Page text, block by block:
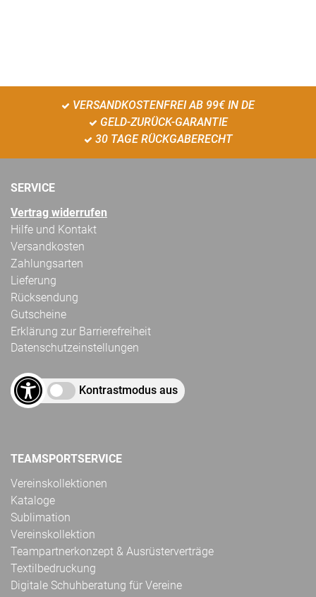
VERSANDKOSTENFREI AB 99€ IN DE
GELD-ZURÜCK-GARANTIE
30 TAGE RÜCKGABERECHT
SERVICE
Vertrag widerrufen
Hilfe und Kontakt
Versandkosten
Zahlungsarten
Lieferung
Rücksendung
Gutscheine
Erklärung zur Barrierefreiheit
Datenschutzeinstellungen
Kontrastmodus aus
TEAMSPORTSERVICE
Vereinskollektionen
Kataloge
Sublimation
Vereinskollektion
Teampartnerkonzept & Ausrüsterverträge
Textilbedruckung
Digitale Schuhberatung für Vereine